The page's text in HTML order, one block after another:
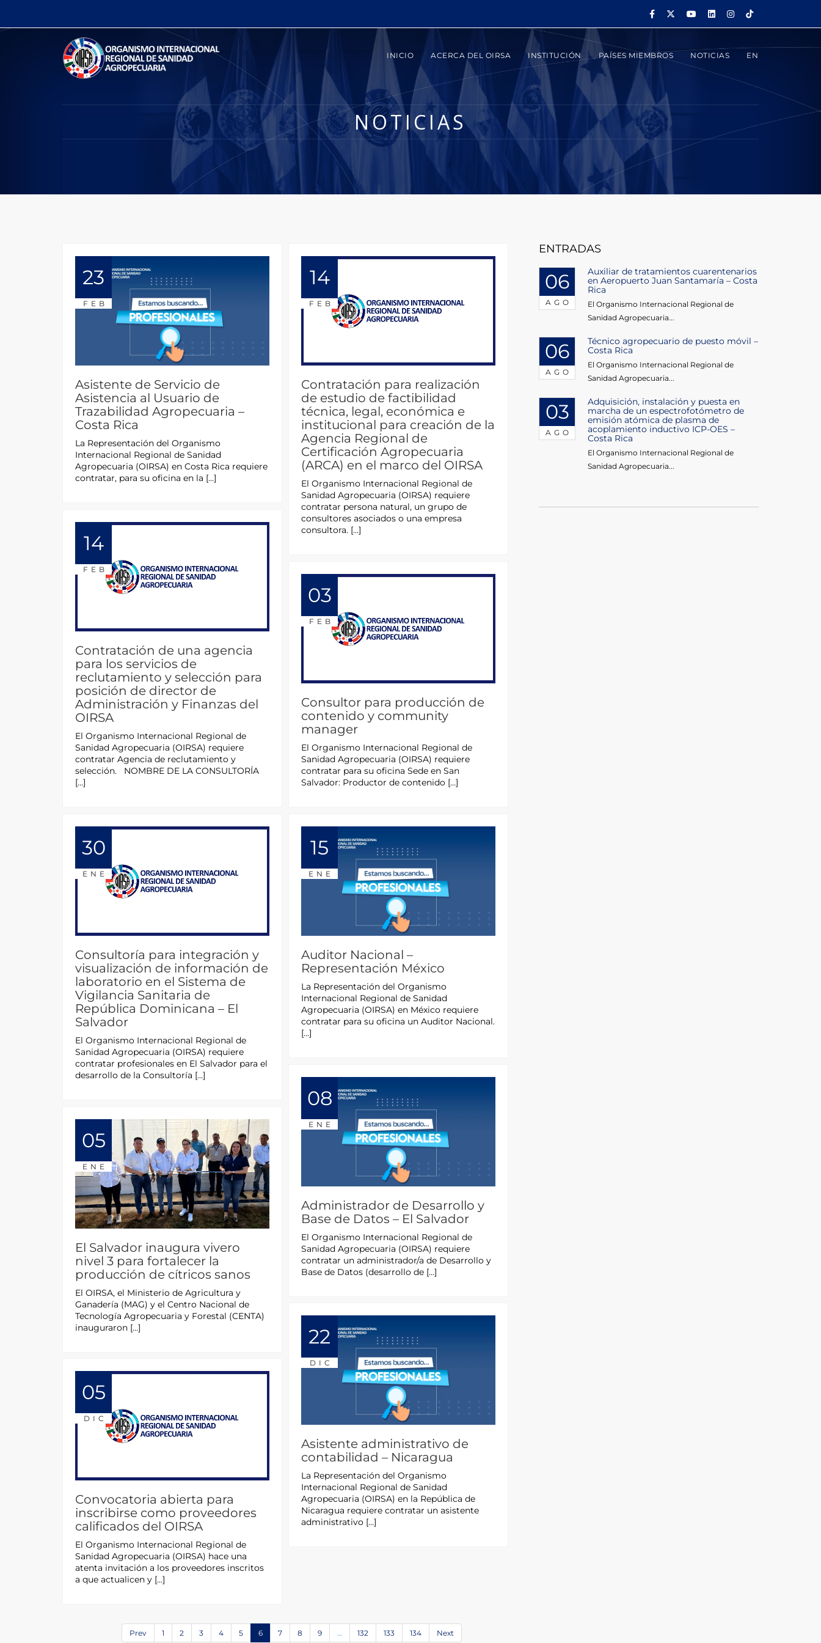
INICIO ACERCA DEL OIRSA INSTITUCIÓN PAÍSES MIEMBROS NOTICIAS EN
NOTICIAS
23
FEB
Asistente de Servicio de
Asistencia al Usuario de
Trazabilidad Agropecuaria –
Costa Rica
La Representación del Organismo
Internacional Regional de Sanidad
Agropecuaria (OIRSA) en Costa Rica requiere
contratar, para su oficina en la […]
14
FEB
Contratación para realización
de estudio de factibilidad
técnica, legal, económica e
institucional para creación de la
Agencia Regional de
Certificación Agropecuaria
(ARCA) en el marco del OIRSA
El Organismo Internacional Regional de
Sanidad Agropecuaria (OIRSA) requiere
contratar persona natural, un grupo de
consultores asociados o una empresa
consultora. […]
14
FEB
Contratación de una agencia
para los servicios de
reclutamiento y selección para
posición de director de
Administración y Finanzas del
OIRSA
El Organismo Internacional Regional de
Sanidad Agropecuaria (OIRSA) requiere
contratar Agencia de reclutamiento y
selección. NOMBRE DE LA CONSULTORÍA
[…]
03
FEB
Consultor para producción de
contenido y community
manager
El Organismo Internacional Regional de
Sanidad Agropecuaria (OIRSA) requiere
contratar para su oficina Sede en San
Salvador: Productor de contenido […]
30
ENE
Consultoría para integración y
visualización de información de
laboratorio en el Sistema de
Vigilancia Sanitaria de
República Dominicana – El
Salvador
El Organismo Internacional Regional de
Sanidad Agropecuaria (OIRSA) requiere
contratar profesionales en El Salvador para el
desarrollo de la Consultoría […]
15
ENE
Auditor Nacional –
Representación México
La Representación del Organismo
Internacional Regional de Sanidad
Agropecuaria (OIRSA) en México requiere
contratar para su oficina un Auditor Nacional.
[…]
08
ENE
Administrador de Desarrollo y
Base de Datos – El Salvador
El Organismo Internacional Regional de
Sanidad Agropecuaria (OIRSA) requiere
contratar un administrador/a de Desarrollo y
Base de Datos (desarrollo de […]
05
ENE
El Salvador inaugura vivero
nivel 3 para fortalecer la
producción de cítricos sanos
El OIRSA, el Ministerio de Agricultura y
Ganadería (MAG) y el Centro Nacional de
Tecnología Agropecuaria y Forestal (CENTA)
inauguraron […]
22
DIC
Asistente administrativo de
contabilidad – Nicaragua
La Representación del Organismo
Internacional Regional de Sanidad
Agropecuaria (OIRSA) en la República de
Nicaragua requiere contratar un asistente
administrativo […]
05
DIC
Convocatoria abierta para
inscribirse como proveedores
calificados del OIRSA
El Organismo Internacional Regional de
Sanidad Agropecuaria (OIRSA) hace una
atenta invitación a los proveedores inscritos
a que actualicen y […]
Prev 1 2 3 4 5 6 7 8 9 … 132 133 134 Next
ENTRADAS
06
AGO
Auxiliar de tratamientos cuarentenarios
en Aeropuerto Juan Santamaría – Costa
Rica
El Organismo Internacional Regional de
Sanidad Agropecuaria...
06
AGO
Técnico agropecuario de puesto móvil –
Costa Rica
El Organismo Internacional Regional de
Sanidad Agropecuaria...
03
AGO
Adquisición, instalación y puesta en
marcha de un espectrofotómetro de
emisión atómica de plasma de
acoplamiento inductivo ICP-OES –
Costa Rica
El Organismo Internacional Regional de
Sanidad Agropecuaria...